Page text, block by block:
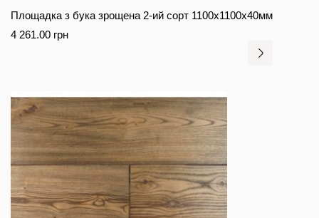
Площадка з бука зрощена 2-ий сорт 1100х1100х40мм
4 261.00 грн